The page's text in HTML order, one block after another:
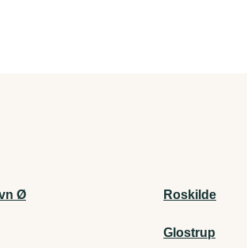
Ø Roskilde
Glostrup